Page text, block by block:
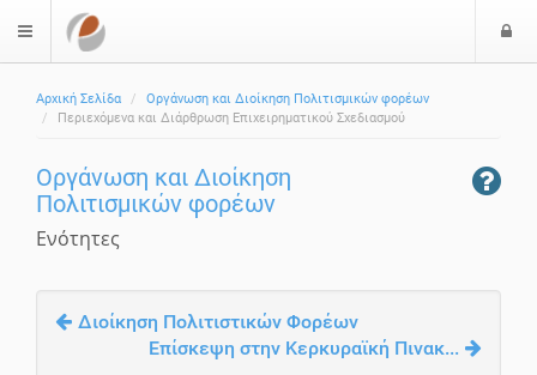
$langMenu
Αρχική Σελίδα
Οργάνωση και Διοίκηση Πολιτισμικών φορέων
Περιεχόμενα και Διάρθρωση Επιχειρηματικού Σχεδιασμού
Οργάνωση και Διοίκηση
Πολιτισμικών φορέων
Ενότητες
Διοίκηση Πολιτιστικών Φορέων
Επίσκεψη στην Κερκυραϊκή Πινακ...